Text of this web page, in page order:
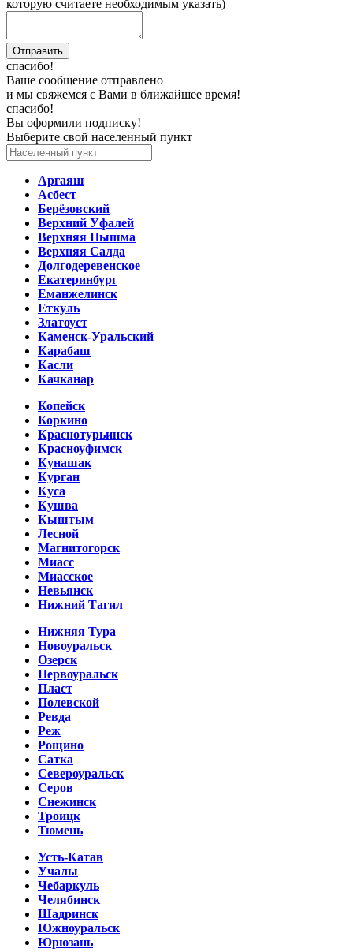
которую считаете необходимым указать)
спасибо!
Ваше сообщение отправлено
и мы свяжемся с Вами в ближайшее время!
спасибо!
Вы оформили подписку!
Выберите свой населенный пункт
Аргаяш
Асбест
Берёзовский
Верхний Уфалей
Верхняя Пышма
Верхняя Салда
Долгодеревенское
Екатеринбург
Еманжелинск
Еткуль
Златоуст
Каменск-Уральский
Карабаш
Касли
Качканар
Копейск
Коркино
Краснотурьинск
Красноуфимск
Кунашак
Курган
Куса
Кушва
Кыштым
Лесной
Магнитогорск
Миасс
Миасское
Невьянск
Нижний Тагил
Нижняя Тура
Новоуральск
Озерск
Первоуральск
Пласт
Полевской
Ревда
Реж
Рощино
Сатка
Североуральск
Серов
Снежинск
Троицк
Тюмень
Усть-Катав
Учалы
Чебаркуль
Челябинск
Шадринск
Южноуральск
Юрюзань